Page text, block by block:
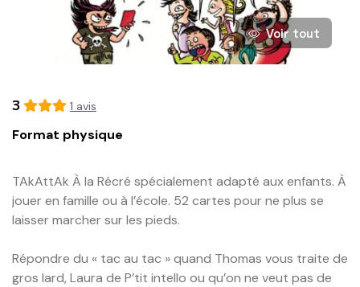
Voir tout
3 1 avis
Format physique
TAkAttAk À la Récré spécialement adapté aux enfants. À
jouer en famille ou à l’école. 52 cartes pour ne plus se
laisser marcher sur les pieds.
Répondre du « tac au tac » quand Thomas vous traite de
gros lard, Laura de P’tit intello ou qu’on ne veut pas de